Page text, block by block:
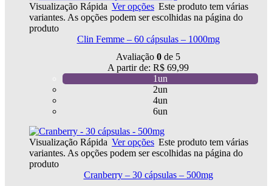
Visualização Rápida Ver opções Este produto tem várias
variantes. As opções podem ser escolhidas na página do
produto
Clin Femme – 60 cápsulas – 1000mg
Avaliação 0 de 5
A partir de: R$ 69,99
1un
2un
4un
6un
Visualização Rápida Ver opções Este produto tem várias
variantes. As opções podem ser escolhidas na página do
produto
Cranberry – 30 cápsulas – 500mg